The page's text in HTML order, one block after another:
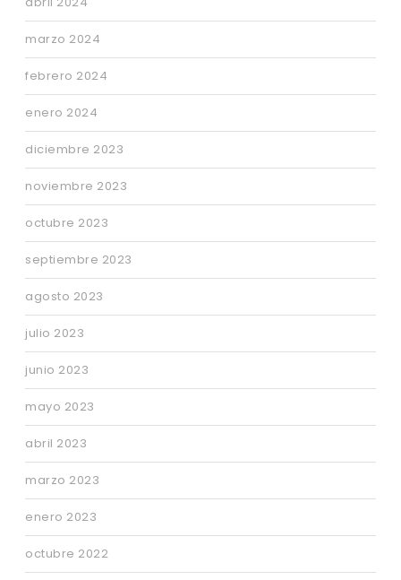
marzo 2024
febrero 2024
enero 2024
diciembre 2023
noviembre 2023
octubre 2023
septiembre 2023
agosto 2023
julio 2023
junio 2023
mayo 2023
abril 2023
marzo 2023
enero 2023
octubre 2022